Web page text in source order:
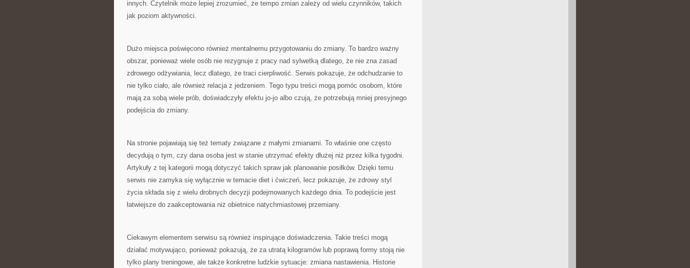
innych. Czytelnik może lepiej zrozumieć, że tempo zmian zależy od wielu czynników, takich
jak poziom aktywności.
Dużo miejsca poświęcono również mentalnemu przygotowaniu do zmiany. To bardzo ważny
obszar, ponieważ wiele osób nie rezygnuje z pracy nad sylwetką dlatego, że nie zna zasad
zdrowego odżywiania, lecz dlatego, że traci cierpliwość. Serwis pokazuje, że odchudzanie to
nie tylko ciało, ale również relacja z jedzeniem. Tego typu treści mogą pomóc osobom, które
mają za sobą wiele prób, doświadczyły efektu jo-jo albo czują, że potrzebują mniej presyjnego
podejścia do zmiany.
Na stronie pojawiają się też tematy związane z małymi zmianami. To właśnie one często
decydują o tym, czy dana osoba jest w stanie utrzymać efekty dłużej niż przez kilka tygodni.
Artykuły z tej kategorii mogą dotyczyć takich spraw jak planowanie posiłków. Dzięki temu
serwis nie zamyka się wyłącznie w temacie diet i ćwiczeń, lecz pokazuje, że zdrowy styl
życia składa się z wielu drobnych decyzji podejmowanych każdego dnia. To podejście jest
łatwiejsze do zaakceptowania niż obietnice natychmiastowej przemiany.
Ciekawym elementem serwisu są również inspirujące doświadczenia. Takie treści mogą
działać motywująco, ponieważ pokazują, że za utratą kilogramów lub poprawą formy stoją nie
tylko plany treningowe, ale także konkretne ludzkie sytuacje: zmiana nastawienia. Historie